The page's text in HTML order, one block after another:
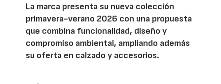
La marca presenta su nueva colección
primavera-verano 2026 con una propuesta
que combina funcionalidad, diseño y
compromiso ambiental, ampliando además
su oferta en calzado y accesorios.